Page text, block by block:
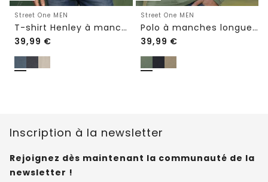
Street One MEN
T-shirt Henley à manches longues, effet chiné
39,99 €
Street One MEN
Polo à manches longues avec fermeture éclair
39,99 €
Inscription à la newsletter
Rejoignez dès maintenant la communauté de la
newsletter !